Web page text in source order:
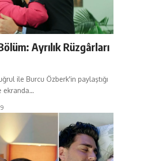
Ayrılık Rüzgârları
ile Burcu Özberk'in paylaştığı
ekranda…